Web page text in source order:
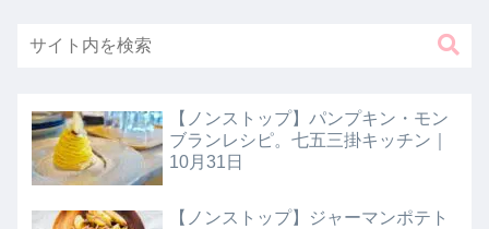
【ノンストップ】パンプキン・モン
ブランレシピ。七五三掛キッチン｜
10月31日
【ノンストップ】ジャーマンポテト